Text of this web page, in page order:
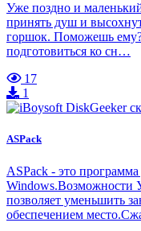
Уже поздно и
принять душ и
горшок. Поможешь
подготовиться ко сн…
17
1
ASPack
ASPack - это
Windows.Возможности
позволяет уменьшить
обеспечением